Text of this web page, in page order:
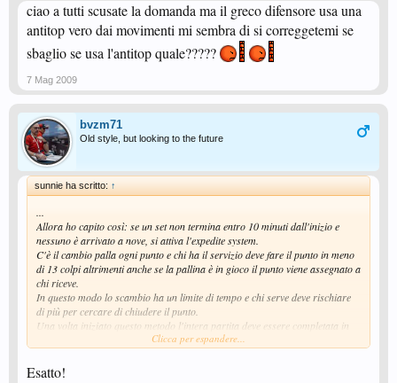
ciao a tutti scusate la domanda ma il greco difensore usa una
antitop vero dai movimenti mi sembra di si correggetemi se
sbaglio se usa l'antitop quale?????
7 Mag 2009
bvzm71
Old style, but looking to the future
sunnie ha scritto: ↑
...
Allora ho capito così: se un set non termina entro 10 minuti dall'inizio e
nessuno è arrivato a nove, si attiva l'expedite system.
C'è il cambio palla ogni punto e chi ha il servizio deve fare il punto in meno
di 13 colpi altrimenti anche se la pallina è in gioco il punto viene assegnato a
chi riceve.
In questo modo lo scambio ha un limite di tempo e chi serve deve rischiare
di più per cercare di chiudere il punto.
Una volta iniziato questo metodo l'intera partita deve essere completata in
questo metodo.
Clicca per espandere...
Esatto!